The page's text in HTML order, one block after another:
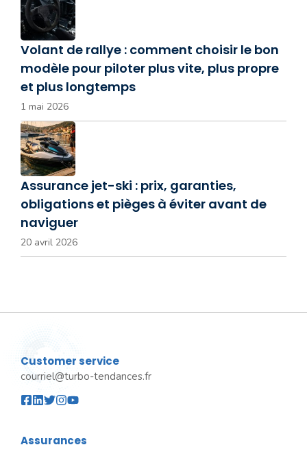
Volant de rallye : comment choisir le bon
modèle pour piloter plus vite, plus propre
et plus longtemps
1 mai 2026
Assurance jet-ski : prix, garanties,
obligations et pièges à éviter avant de
naviguer
20 avril 2026
Customer service
courriel@turbo-tendances.fr
Assurances